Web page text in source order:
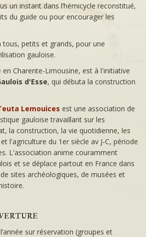
un instant dans l’hémicycle reconstitué,
du guide ou pour encourager les
tous, petits et grands, pour une
gauloise.
Charente-Limousine, est à l'initiative
d'Esse, qui débuta la construction
Lemouices est une association de
gauloise travaillant sur les
la construction, la vie quotidienne, les
l'agriculture du 1er siècle av J-C, période
L'association anime couramment
et se déplace partout en France dans
sites archéologiques, de musées et
sur réservation (groupes et